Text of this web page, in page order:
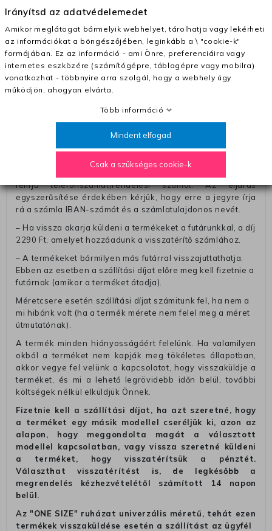
– Szállítás 1700 Ft (+400 Ft utánvéttel)
– Ingyenes szállítás 31600 Ft feletti megrendeléseknél
(+400 Ft utánvétte)
– A kapott termék cseréjéért 3780 Ft szállítási díjat
számolunk fel (oda -vissza út)
Pénzvisszatérítés:
A pénz visszatérítéséhez küldjük a futárt, hogy vegye át
Öntől a terméket/termékeket, vagy más futárral is
elküldheti. Olyan utávéttel küldött csomagot, melyne
értéke eltér 0 FT-tól, nem fogadunk el. A futárnak átadott
csomagba kérjük, hogy a visszaküldés könnyebb
felírja telefonszámát/rendelési számát. Az eljárás
egyszerűsítése érdekében kérjük, hogy erre a jegyre írja
rá a számla IBAN-számát és a számlatulajdonos nevét.
– Ha vissza akarja küldeni a termékeket a futárunkkal, a díj
2290 Ft, amelyet hozzáadunk a visszatérítő számlához.
– A termékeket bármilyen más futárral visszajuttathatja.
Ebben az esetben a szállítási díjat előre meg kell fizetnie a
futárnak (amikor a terméket átadja).
Méretcsere esetén szállítási díjat számitunk fel, ha nem a
mi hibánk volt (ha a termék mérete nem felel meg a méret
útmutatónak).
A termék minden hiányosságáért felelünk. Ha valamilyen
okból a terméket nem kapják meg tökéletes állapotban,
akkor vegye fel velünk a kapcsolatot, hogy visszaküldje a
terméket, és mi a lehető legrövidebb időn belül, további
költségek nélkül elküldjük Önnek.
Fizetnie kell a szállítási díjat, ha azt szeretné, hogy
a terméket egy másik modellel cseréljük ki, azon az
alapon, hogy meggondolta magát a választott
modellel kapcsolatban, vagy vissza szeretné küldeni
a terméket, hogy visszatérítsük a pénztét.
Választhat visszatérítést is, de legkésőbb a
megrendelés kézhezvételétől számított 14 napon
belül.
Az "ONE SIZE" ruházat univerzális méretű, tehát ezen
termékek visszaküldése esetén a szállítást az ügyfél
Irányítsd az adatvédelemedet
Amikor meglátogat bármelyik webhelyet, tárolhatja vagy lekérheti
az információkat a böngészőjében, leginkább a \ "cookie-k"
formájában. Ez az információ - ami Önre, preferenciáira vagy
internetes eszközére (számítógépre, táblagépre vagy mobilra)
vonatkozhat - többnyire arra szolgál, hogy a webhely úgy
működjön, ahogyan elvárta.
Több információ
Mindent elfogad
Csak a szükséges cookie-k